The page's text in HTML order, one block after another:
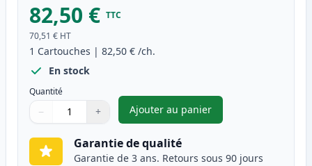
82,50 € TTC
70,51 € HT
1 Cartouches | 82,50 € /ch.
En stock
Quantité
Quantité
Utilisez les boutons pour ajuster
− +
Quantité
Ajouter au panier
,Brother TN423C toner
Garantie de qualité
Garantie de 3 ans. Retours sous 90 jours